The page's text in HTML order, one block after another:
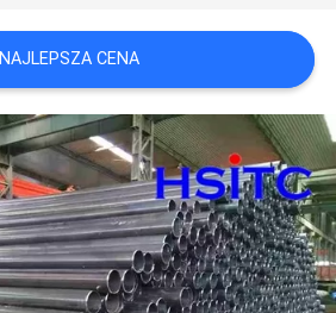
NAJLEPSZA CENA